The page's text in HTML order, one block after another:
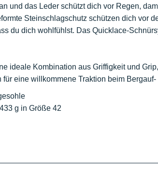
und das Leder schützt dich vor Regen,
Steinschlagschutz schützen dich vor
du dich wohlfühlst. Das Quicklace-
ideale Kombination aus Griffigkeit und
eine willkommene Traktion beim
g in Größe 42